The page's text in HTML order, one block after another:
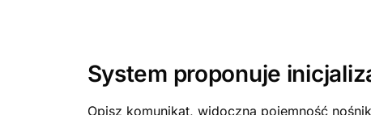
System proponuje
Opisz komunikat, widoczną pojemność